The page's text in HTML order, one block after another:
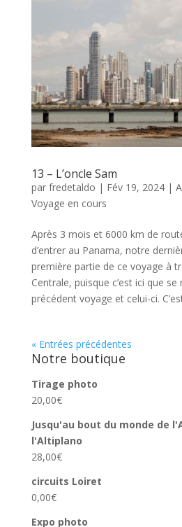
13 – L’oncle Sam
par fredetaldo | Fév 19, 2024|
Voyage en cours
Après 3 mois et 6000 km de
d’entrer au Panama, notre
première partie de ce voyage à
Centrale, puisque c’est ici que
précédent voyage et celui-ci.
« Entrées précédentes
Notre boutique
Tirage photo
20,00€
Jusqu'au bout du monde de
l'Altiplano
28,00€
circuits Loiret
0,00€
Expo photo